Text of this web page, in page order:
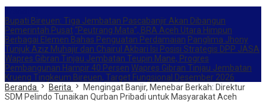
Bupati Bireuen: Tiga Jembatan Pascabanjir Akan Dibangun
Pemerintah Pusat “Peutrang Mata”, BRA Aceh Utara Himpun
Berbagai Elemen Bahas Penguatan Perdamaian Panglima Jhony
Tunjuk Aziz Muhajir dan Chairul Akbari Isi Posisi Strategis DPP JASA
Wapres Gibran Tinjau Jembatan Teupin Mane, Progres
Pembangunan Hampir 40 Persen Wapres Gibran Tinjau Jembatan
Krueng Tingkeum Bireuen, Target Fungsional Desember 2026
Beranda
Berita
Mengingat Banjir, Menebar Berkah: Direktur
SDM Pelindo Tunaikan Qurban Pribadi untuk Masyarakat Aceh